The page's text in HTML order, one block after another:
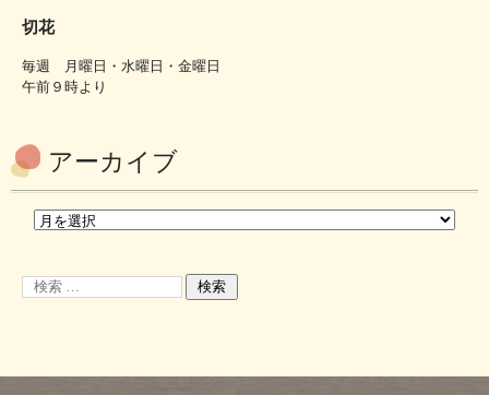
切花
毎週 月曜日・水曜日・金曜日
午前９時より
アーカイブ